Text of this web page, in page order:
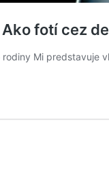
fotí cez
Mi predstavuje